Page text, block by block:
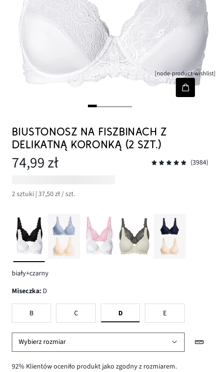
[node-product-wishlist]
BIUSTONOSZ NA FISZBINACH Z
DELIKATNĄ KORONKĄ (2 SZT.)
74,99 zł (3984)
2 sztuki | 37,50 zł / szt.
biały+czarny
Miseczka: D
B C D E
Wybierz rozmiar
92% Klientów oceniło produkt jako zgodny z rozmiarem.